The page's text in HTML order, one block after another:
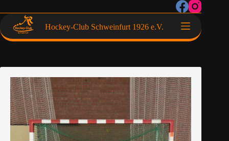
Hockey-Club Schweinfurt 1926 e.V.